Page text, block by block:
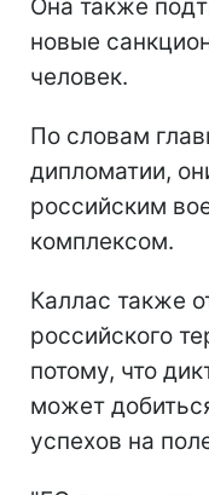
Она также
новые
человек.
По словам
дипломатии,
российским
комплексом.
Каллас также
российского
потому, что
может
успехов на